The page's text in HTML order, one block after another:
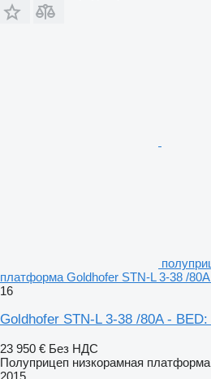
платформа Goldhofer STN-L 3-38 /
16
Goldhofer STN-L 3-38 /80A -
23 950 € Без НДС
Полуприцеп низкорамная платформа
2015